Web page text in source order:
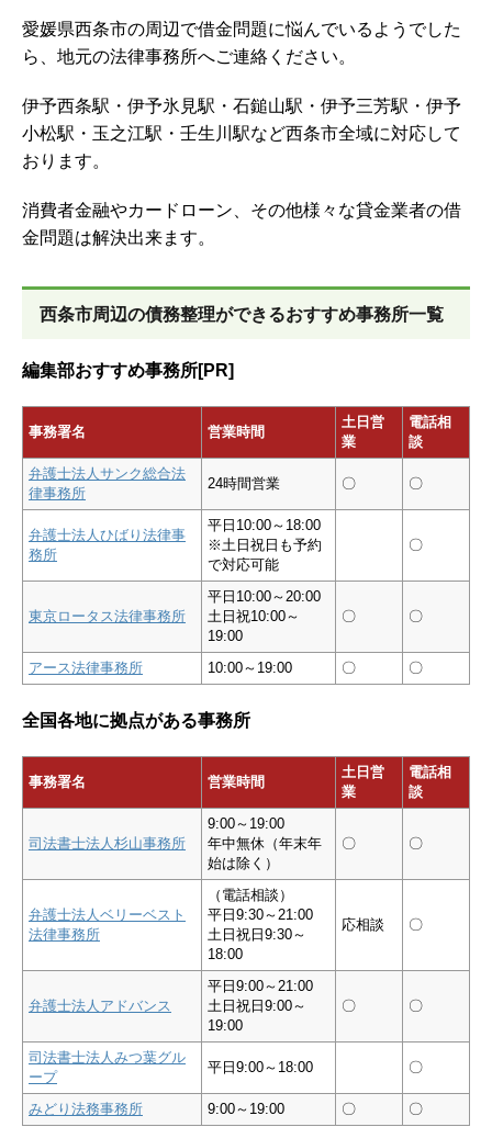
愛媛県西条市の周辺で借金問題に悩んでいるようでした
ら、地元の法律事務所へご連絡ください。
伊予西条駅・伊予氷見駅・石鎚山駅・伊予三芳駅・伊予
小松駅・玉之江駅・壬生川駅など西条市全域に対応して
おります。
消費者金融やカードローン、その他様々な貸金業者の借
金問題は解決出来ます。
西条市周辺の債務整理ができるおすすめ事務所一覧
編集部おすすめ事務所[PR]
事務署名 営業時間
土日営
業
電話相
談
弁護士法人サンク総合法
律事務所
24時間営業 〇 〇
弁護士法人ひばり法律事
務所
平日10:00～18:00
※土日祝日も予約
で対応可能
〇
東京ロータス法律事務所
平日10:00～20:00
土日祝10:00～
19:00
〇 〇
アース法律事務所 10:00～19:00 〇 〇
全国各地に拠点がある事務所
事務署名 営業時間
土日営
業
電話相
談
司法書士法人杉山事務所
9:00～19:00
年中無休（年末年
始は除く）
〇 〇
弁護士法人ベリーベスト
法律事務所
（電話相談）
平日9:30～21:00
土日祝日9:30～
18:00
応相談 〇
弁護士法人アドバンス
平日9:00～21:00
土日祝日9:00～
19:00
〇 〇
司法書士法人みつ葉グル
ープ
平日9:00～18:00 〇
みどり法務事務所 9:00～19:00 〇 〇